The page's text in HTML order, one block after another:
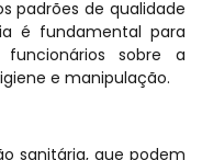
padrões de qualidade
é fundamental para
sobre a
e manipulação.
sanitária, que podem